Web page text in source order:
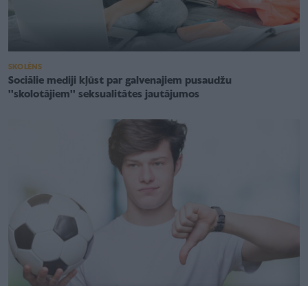
SKOLĒNS
Sociālie mediji kļūst par galvenajiem pusaudžu
''skolotājiem'' seksualitātes jautājumos